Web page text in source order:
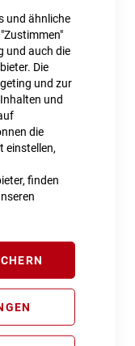
und ähnliche
und auch die
Die
und zur
und
die
einstellen,
finden
möglich
8 RILink
möglich